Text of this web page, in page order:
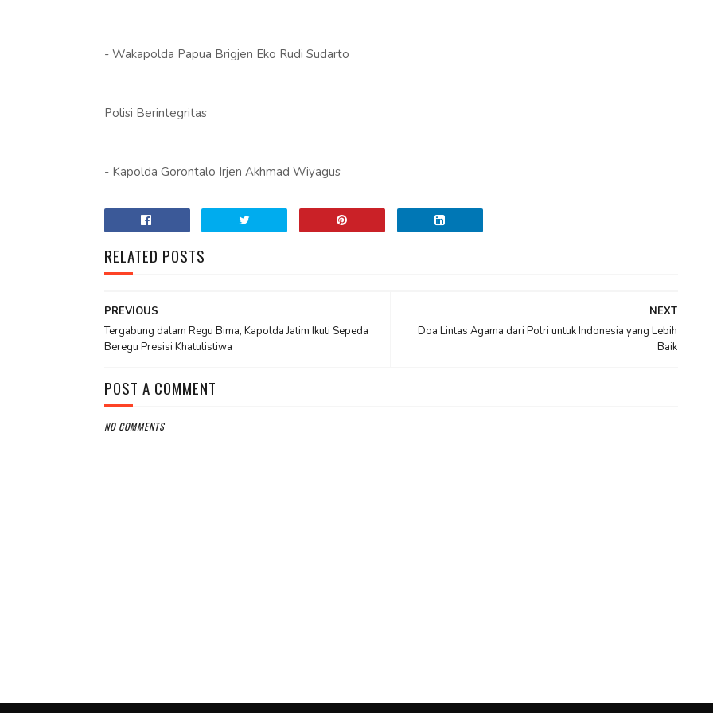
- Wakapolda Papua Brigjen Eko Rudi Sudarto
Polisi Berintegritas
- Kapolda Gorontalo Irjen Akhmad Wiyagus
RELATED POSTS
NEXT
Doa Lintas Agama dari Polri untuk Indonesia yang Lebih
Baik
PREVIOUS
Tergabung dalam Regu Bima, Kapolda Jatim Ikuti Sepeda
Beregu Presisi Khatulistiwa
POST A COMMENT
NO COMMENTS